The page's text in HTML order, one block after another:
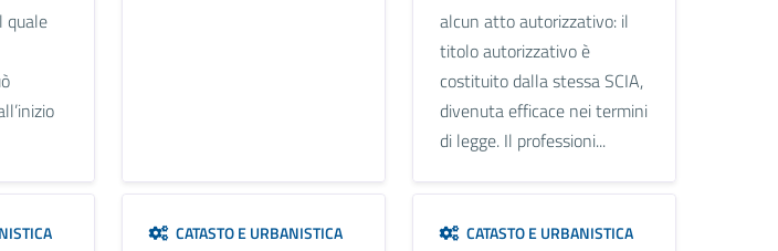
quale
alcun atto autorizzativo: il
titolo autorizzativo è
costituito dalla stessa SCIA,
divenuta efficace nei termini
di legge. Il professioni...
CATASTO E URBANISTICA CATASTO E URBANISTICA